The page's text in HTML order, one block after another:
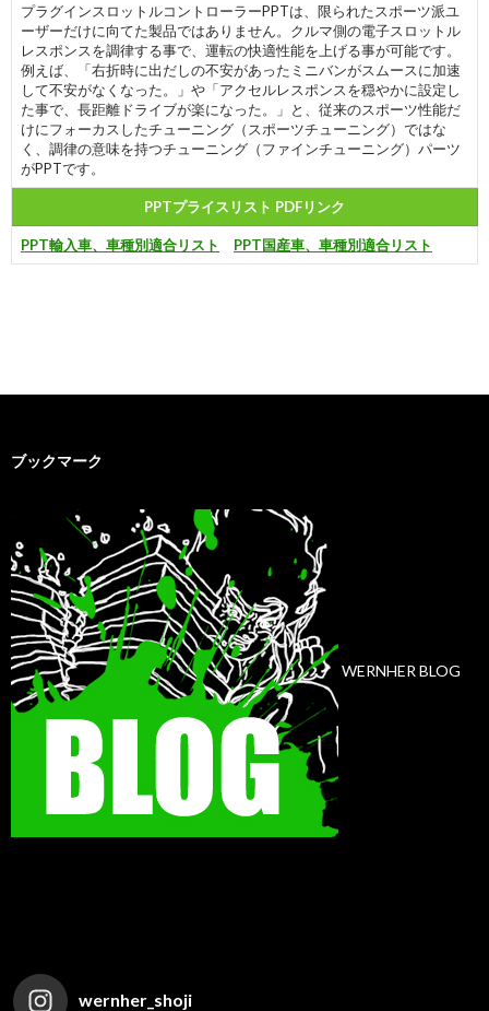
プラグインスロットルコントローラーPPTは、限られたスポーツ派ユ
ーザーだけに向てた製品ではありません。クルマ側の電子スロットル
レスポンスを調律する事で、運転の快適性能を上げる事が可能です。
例えば、「右折時に出だしの不安があったミニバンがスムースに加速
して不安がなくなった。」や「アクセルレスポンスを穏やかに設定し
た事で、長距離ドライブが楽になった。」と、従来のスポーツ性能だ
けにフォーカスしたチューニング（スポーツチューニング）ではな
く、調律の意味を持つチューニング（ファインチューニング）パーツ
がPPTです。
PPTプライスリスト PDFリンク
PPT輸入車、車種別適合リスト PPT国産車、車種別適合リスト
ブックマーク
WERNHER BLOG
wernher_shoji